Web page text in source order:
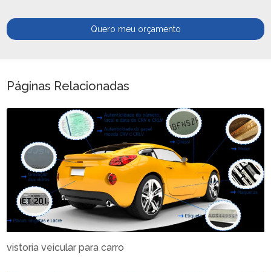
Quero meu orçamento
Páginas Relacionadas
vistoria veicular para carro